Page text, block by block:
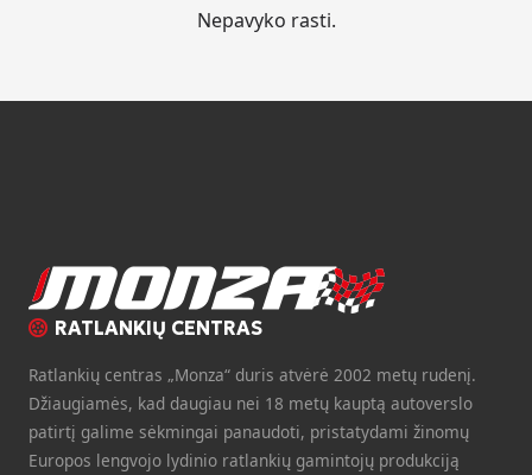
Nepavyko rasti.
RATLANKIŲ CENTRAS
Ratlankių centras „Monza“ duris atvėrė 2002 metų rudenį.
Džiaugiamės, kad daugiau nei 18 metų kauptą autoverslo
patirtį galime sėkmingai panaudoti, pristatydami žinomų
Europos lengvojo lydinio ratlankių gamintojų produkciją